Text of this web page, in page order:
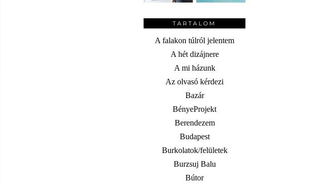
TARTALOM
A falakon túlról jelentem
A hét dizájnere
A mi házunk
Az olvasó kérdezi
Bazár
BényeProjekt
Berendezem
Budapest
Burkolatok/felületek
Burzsuj Balu
Bútor